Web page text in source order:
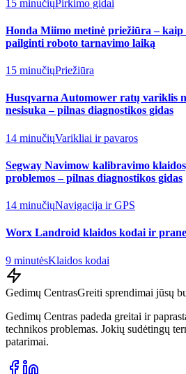
15 minučiųPirkimo gidai
Honda Miimo metinė priežiūra –
pailginti roboto tarnavimo laiką
15 minučiųPriežiūra
Husqvarna Automower ratų variklis
nesisuka – pilnas diagnostikos gidas
14 minučiųVarikliai ir pavaros
Segway Navimow kalibravimo
problemos – pilnas diagnostikos gidas
14 minučiųNavigacija ir GPS
Worx Landroid klaidos kodai ir
9 minutėsKlaidos kodai
Gedimų CentrasGreiti sprendimai jūsų
Gedimų Centras padeda greitai ir
technikos problemas. Jokių sudėtingų
patarimai.